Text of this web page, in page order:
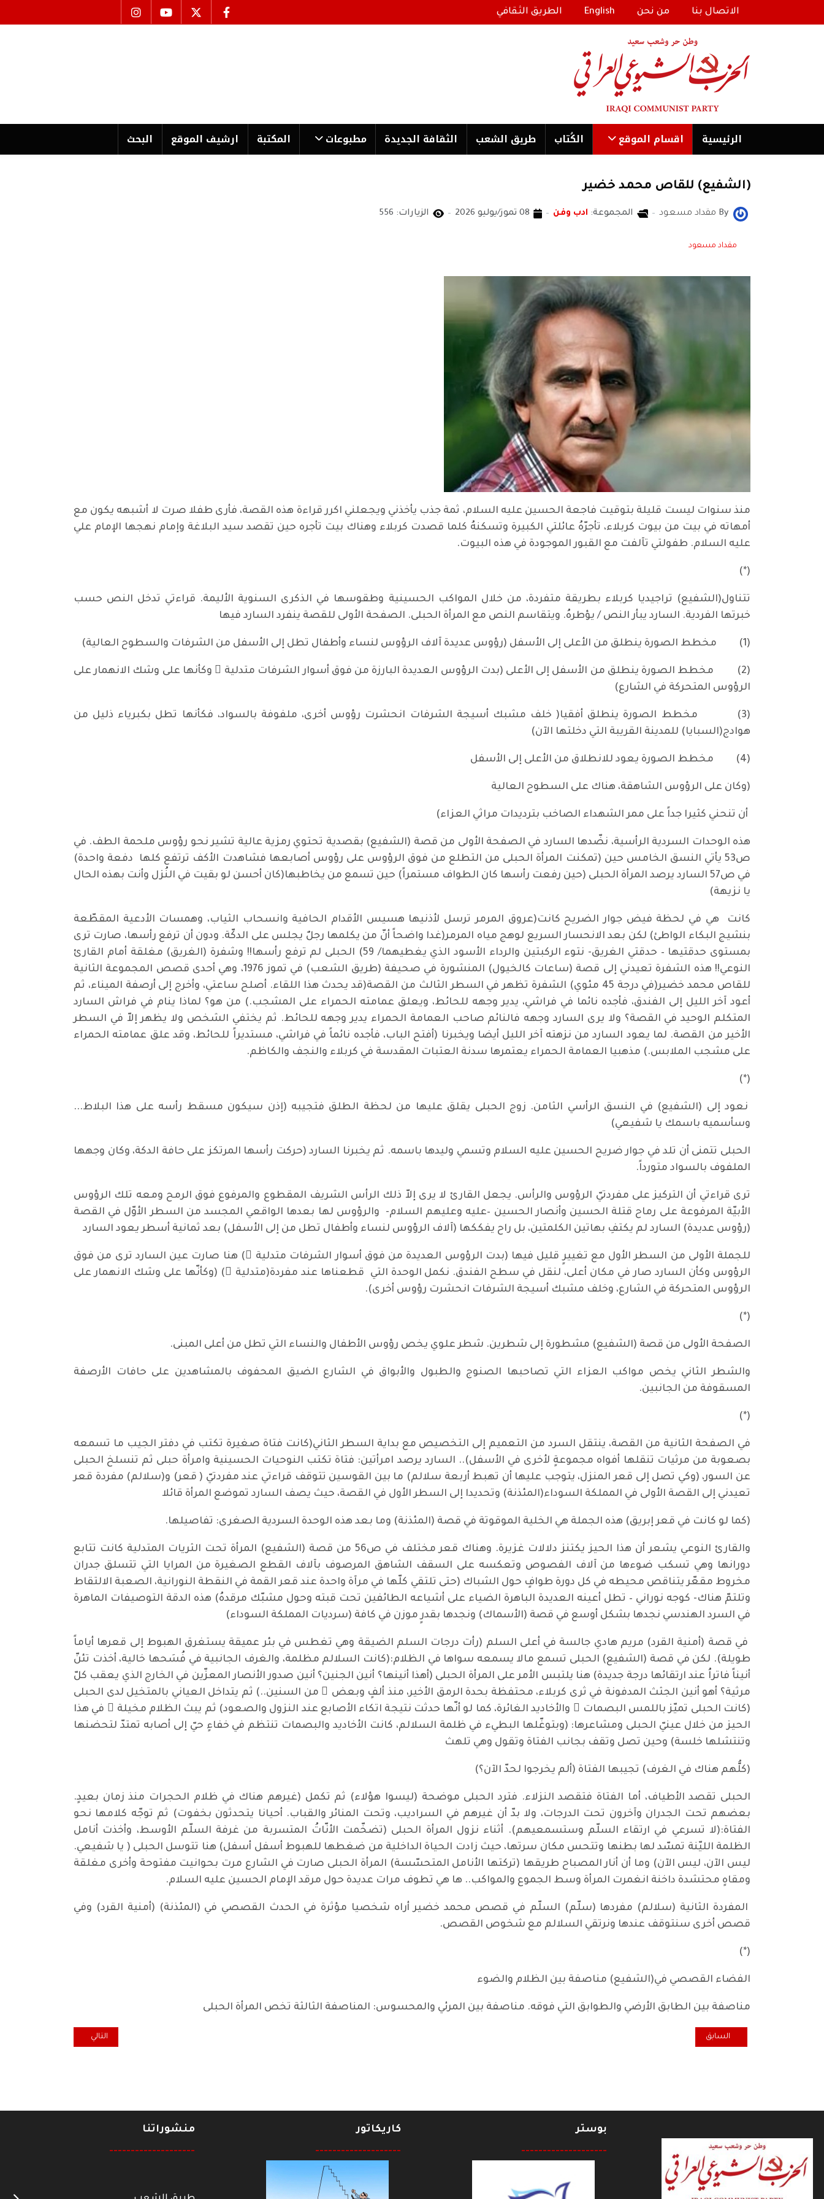
الاتصال بنا من نحن English الطريق الثقافي
الرئیسية اقسام الموقع الكُتاب طریق الشعب الثقافة الجدیدة مطبوعات المكتبة ارشیف الموقع البحث
(الشفيع) للقاص محمد خضير
By مقداد مسعود المجموعة: ادب وفن 08 تموز/يوليو 2026 الزيارات: 556
مقداد مسعود
منذ سنوات ليست قليلة بتوقيت فاجعة الحسين عليه السلام، ثمة جذب يأخذني ويجعلني اكرر قراءة هذه القصة، فأرى طفلا صرت لا أشبهه يكون مع
أمهاته في بيت من بيوت كربلاء، تأجرّهُ عائلتي الكبيرة وتسكنهُ كلما قصدت كربلاء وهناك بيت تأجره حين تقصد سيد البلاغة وإمام نهجها الإمام علي
عليه السلام. طفولتي تآلفت مع القبور الموجودة في هذه البيوت.
(*)
تتناول(الشفيع) تراجيديا كربلاء بطريقة متفردة، من خلال المواكب الحسينية وطقوسها في الذكرى السنوية الأليمة. قراءتي تدخل النص حسب
خبرتها الفردية. السارد يبأر النص / يؤطرهُ. ويتقاسم النص مع المرأة الحبلى. الصفحة الأولى للقصة ينفرد السارد فيها
(1) مخطط الصورة ينطلق من الأعلى إلى الأسفل (رؤوس عديدة آلاف الرؤوس لنساء وأطفال تطل إلى الأسفل من الشرفات والسطوح العالية)
(2)
مخطط الصورة ينطلق من الأسفل إلى الأعلى (بدت الرؤوس العديدة البارزة من فوق أسوار الشرفات متدلية ً وكأنها على وشك الانهمار على
الرؤوس المتحركة في الشارع)
(3)
مخطط الصورة ينطلق أفقيا( خلف مشبك أسيجة الشرفات انحشرت رؤوس أخرى، ملفوفة بالسواد، فكأنها تطل بكبرياء ذليل من
هوادج(السبايا) للمدينة القريبة التي دخلتها الآن)
(4) مخطط الصورة يعود للانطلاق من الأعلى إلى الأسفل
(وكان على الرؤوس الشاهقة، هناك على السطوح العالية
أن تنحني كثيرا جداً على ممر الشهداء الصاخب بترديدات مراثي العزاء)
هذه الوحدات السردية الرأسية، نضّدها السارد في الصفحة الأولى من قصة (الشفيع) بقصدية تحتوي رمزية عالية تشير نحو رؤوس ملحمة الطف. في
ص53 يأتي النسق الخامس حين (تمكنت المرأة الحبلى من التطلع من فوق الرؤوس على رؤوس أصابعها فشاهدت الأكف ترتفع كلها دفعة واحدة)
في ص57 السارد يرصد المرأة الحبلى (حين رفعت رأسها كان الطواف مستمراً) حين تسمع من يخاطبها(كان أحسن لو بقيت في النُزل وأنت بهذه الحال
يا نزيهة)
كانت هي في لحظة فيض جوار الضريح كانت(عروق المرمر ترسل لأذنيها هسيس الأقدام الحافية وانسحاب الثياب، وهمسات الأدعية المقطّعة
بنشيج البكاء الواطئ) لكن بعد الانحسار السريع لوهج مياه المرمر(غدا واضحاً أنّ من يكلمها رجلٌ يجلس على الدكّة. ودون أن ترفع رأسها، صارت ترى
بمستوى حدقتيها – حدقتي الغريق- نتوء الركبتين والرداء الأسود الذي يغطيهما/ 59) الحبلى لم ترفع رأسها!! وشفرة (الغريق) مغلقة أمام القارئ
النوعي!! هذه الشفرة تعيدني إلى قصة (ساعات كالخيول) المنشورة في صحيفة (طريق الشعب) في تموز 1976، وهي أحدى قصص المجموعة الثانية
للقاص محمد خضير(في درجة 45 مئوي) الشفرة تظهر في السطر الثالث من القصة(قد يحدث هذا اللقاء. أصلح ساعتي، وأخرج إلى أرصفة الميناء، ثم
أعود آخر الليل إلى الفندق، فأجده نائما في فراشي، يدير وجهه للحائط، ويعلق عمامته الحمراء على المشجب.) من هو؟ لماذا ينام في فراش السارد
المتكلم الوحيد في القصة؟ ولا يرى السارد وجهه فالنائم صاحب العمامة الحمراء يدير وجهه للحائط. ثم يختفي الشخص ولا يظهر إلاّ في السطر
الأخير من القصة. لما يعود السارد من نزهته آخر الليل أيضا ويخبرنا (أفتح الباب، فأجده نائماً في فراشي، مستديراً للحائط، وقد علق عمامته الحمراء
على مشجب الملابس.) مذهبيا العمامة الحمراء يعتمرها سدنة العتبات المقدسة في كربلاء والنجف والكاظم.
(*)
نعود إلى (الشفيع) في النسق الرأسي الثامن. زوج الحبلى يقلق عليها من لحظة الطلق فتجيبه (إذن سيكون مسقط رأسه على هذا البلاط...
وسأسميه باسمك يا شفيعي)
الحبلى تتمنى أن تلد في جوار ضريح الحسين عليه السلام وتسمي وليدها باسمه. ثم يخبرنا السارد (حركت رأسها المرتكز على حافة الدكة، وكان وجهها
الملفوف بالسواد متورداً.
ترى قراءتي أن التركيز على مفردتيّ الرؤوس والرأس. يجعل القارئ لا يرى إلاّ ذلك الرأس الشريف المقطوع والمرفوع فوق الرمح ومعه تلك الرؤوس
الأبيّة المرفوعة على رماح قتلة الحسين وأنصار الحسين –عليه وعليهم السلام- والرؤوس لها بعدها الواقعي المجسد من السطر الأوّل في القصة
(رؤوس عديدة) السارد لم يكتفِ بهاتين الكلمتين، بل راح يفككها (آلاف الرؤوس لنساء وأطفال تطل من إلى الأسفل) بعد ثمانية أسطر يعود السارد
للجملة الأولى من السطر الأول مع تغييرٍ قليل فيها (بدت الرؤوس العديدة من فوق أسوار الشرفات متدلية ً) هنا صارت عين السارد ترى من فوق
الرؤوس وكأن السارد صار في مكان أعلى، لنقل في سطح الفندق. نكمل الوحدة التي قطعناها عند مفردة(متدلية ً) (وكأنّها على وشك الانهمار على
الرؤوس المتحركة في الشارع، وخلف مشبك أسيجة الشرفات انحشرت رؤوس أخرى).
(*)
الصفحة الأولى من قصة (الشفيع) مشطورة إلى شطرين. شطر علوي يخص رؤوس الأطفال والنساء التي تطل من أعلى المبنى.
والشطر الثاني يخص مواكب العزاء التي تصاحبها الصنوج والطبول والأبواق في الشارع الضيق المحفوف بالمشاهدين على حافات الأرصفة
المسقوفة من الجانبين.
(*)
في الصفحة الثانية من القصة، ينتقل السرد من التعميم إلى التخصيص مع بداية السطر الثاني(كانت فتاة صغيرة تكتب في دفتر الجيب ما تسمعه
بصعوبة من مرثيات تنقلها أفواه مجموعةٍ لأخرى في الأسفل).. السارد يرصد امرأتين: فتاة تكتب النوحيات الحسينية وامرأة حبلى ثم تنسلخ الحبلى
عن السور، (وكي تصل إلى قعر المنزل، يتوجب عليها أن تهبط أربعة سلالم) ما بين القوسين تتوقف قراءتي عند مفردتيّ ( قعر) و(سلالم) مفردة قعر
تعيدني إلى القصة الأولى في المملكة السوداء(المئذنة) وتحديدا إلى السطر الأول في القصة، حيث يصف السارد تموضع المرأة قائلا
(كما لو كانت في قعر إبريق) هذه الجملة هي الخلية الموقوتة في قصة (المئذنة) وما بعد هذه الوحدة السردية الصغرى: تفاصيلها.
والقارئ النوعي يشعر أن هذا الحيز يكتنز دلالات غزيرة. وهناك قعر مختلف في ص56 من قصة (الشفيع) المرأة تحت الثريات المتدلية كانت تتابع
دورانها وهي تسكب ضوءها من آلاف الفصوص وتعكسه على السقف الشاهق المرصوف بآلاف القطع الصغيرة من المرايا التي تتسلق جدران
مخروط مقعّر يتناقص محيطه في كل دورة طوافٍ حول الشباك (حتى تلتقي كلّها في مرآة واحدة عند قعر القمة في النقطة النورانية، الصعبة الالتقاط
وتلتمّ هناك- كوجه نوراني – تطل أعينه العديدة الباهرة الضياء على أشياعه الطائفين تحت قبته وحول مشبّك مرقدهُ) هذه الدقة التوصيفات الماهرة
في السرد الهندسي نجدها بشكل أوسع في قصة (الأسماك) ونجدها بقدرٍ موزن في كافة (سرديات المملكة السوداء)
في قصة (أمنية القرد) مريم هادي جالسة في أعلى السلم (رأت درجات السلم الضيقة وهي تغطس في بئر عميقة يستغرق الهبوط إلى قعرها أياماً
طويلة). لكن في قصة (الشفيع) الحبلى تسمع مالا يسمعه سواها في الظلام:(كانت السلالم مظلمة، والغرف الجانبية في فُسَحها خالية، أخذت تئنّ
أنيناً فاتراُ عند ارتقائها درجة جديدة) هنا يلتبس الأمر على المرأة الحبلى (أهذا أنينها؟ أنين الجنين؟ أنين صدور الأنصار المعزّين في الخارج الذي يعقب كلّ
مرثية؟ أهو أنين الجثث المدفونة في ثرى كربلاء، محتفظة بحدة الرمق الأخير، منذ ألفٍ وبعض ٍ من السنين..) ثم يتداخل العياني بالمتخيل لدى الحبلى
(كانت الحبلى تميّز باللمس البصمات ِ والأخاديد الغائرة، كما لو أنّها حدثت نتيجة اتكاء الأصابع عند النزول والصعود) ثم يبث الظلام مخيلة ً في هذا
الحيز من خلال عينيّ الحبلى ومشاعرها: (وبتوغّلها البطيء في ظلمة السلالم، كانت الأخاديد والبصمات تنتظم في خفاءٍ حيّ إلى أصابه تمتدّ لتحضنها
وتنتشلها خلسة) وحين تصل وتقف بجانب الفتاة وتقول وهي تلهث
(كلُّهم هناك في الغرف) تجيبها الفتاة (ألم يخرجوا لحدّ الآن؟)
الحبلى تقصد الأطياف، أما الفتاة فتقصد النزلاء. فترد الحبلى موضحة (ليسوا هؤلاء) ثم تكمل (غيرهم هناك في ظلام الحجرات منذ زمان بعيدٍ.
بعضهم تحت الجدران وآخرون تحت الدرجات، ولا بدّ أن غيرهم في السراديب، وتحت المنائر والقباب. أحيانا يتحدثون بخفوت) ثم توجّه كلامها نحو
الفتاة:(لا تسرعي في ارتقاء السلّم وستسمعيهم). أثناء نزول المرأة الحبلى (تضخّمت الأنّاتُ المتسربة من غرفة السلّم الأوسط، وأخذت أنامل
الظلمة الليّنة تمسّد لها بطنها وتتحس مكان سرتها، حيث زادت الحياة الداخلية من ضغطها للهبوط أسفل أسفل) هنا تتوسل الحبلى ( يا شفيعي.
ليس الآن، ليس الآن) وما أن أنار المصباح طريقها (تركتها الأنامل المتحسّسة) المرأة الحبلى صارت في الشارع مرت بحوانيت مفتوحة وأخرى مغلقة
ومقاهٍ محتشدة داخنة انغمرت المرأة وسط الجموع والمواكب.. ها هي تطوف مرات عديدة حول مرقد الإمام الحسين عليه السلام.
المفردة الثانية (سلالم) مفردها (سلّم) السلّم في قصص محمد خضير أراه شخصيا مؤثرة في الحدث القصصي في (المئذنة) (أمنية القرد) وفي
قصص أخرى سنتوقف عندها ونرتقي السلالم مع شخوص القصص.
(*)
الفضاء القصصي في(الشفيع) مناصفة بين الظلام والضوء
مناصفة بين الطابق الأرضي والطوابق التي فوقه. مناصفة بين المرئي والمحسوس: المناصفة الثالثة تخص المرأة الحبلى
المقال السابق: الحنجرة الجوهرة
السابق المقال التالي: دمعة في المطر
التالي
بوستر
--------------------
كاريكاتور
--------------------
منشوراتنا
--------------------